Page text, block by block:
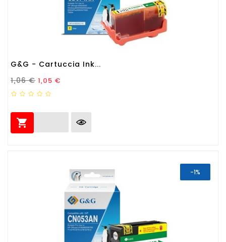
G&G - Cartuccia Ink...
Prezzo Standard
1,06 € Prezzo
1,05 €

-1%